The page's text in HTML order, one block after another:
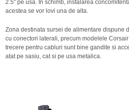
2.5″ pe usa. In schimb, instalarea
acestea se vor lovi una de alta.
Zona destinata sursei de alimentare dispune
cu conectori laterali, precum modelele
trecere pentru cabluri sunt bine gandite si
atat pe sasiu, cat si pe usa metalica.